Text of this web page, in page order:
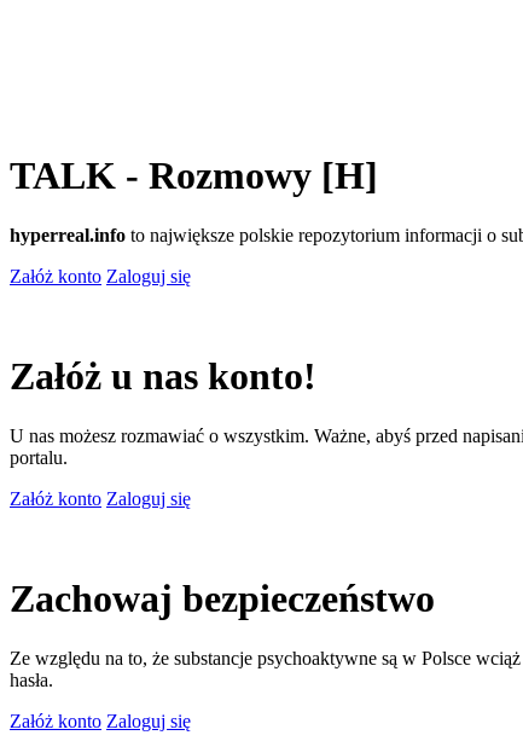
TALK - Rozmowy [H]
hyperreal.info to największe polskie repozytorium informacji o
Załóż konto Zaloguj się
Załóż u nas konto!
U nas możesz rozmawiać o wszystkim. Ważne, abyś przed
portalu.
Załóż konto Zaloguj się
Zachowaj bezpieczeństwo
Ze względu na to, że substancje psychoaktywne są w Polsce
hasła.
Załóż konto Zaloguj się